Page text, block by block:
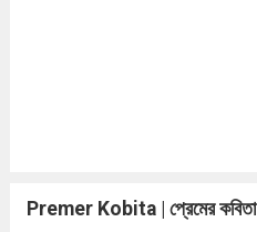
Premer Kobita | প্রেমের কবিতা